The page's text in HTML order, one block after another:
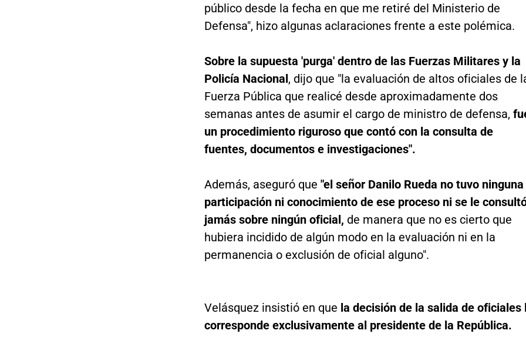
público desde la fecha en que me retiré del Ministerio de
Defensa", hizo algunas aclaraciones frente a este polémica.
Sobre la supuesta 'purga' dentro de las Fuerzas Militares y la
Policía Nacional, dijo que "la evaluación de altos oficiales de
Fuerza Pública que realicé desde aproximadamente dos
semanas antes de asumir el cargo de ministro de defensa,
un procedimiento riguroso que contó con la consulta de
fuentes, documentos e investigaciones".
Además, aseguró que "el señor Danilo Rueda no tuvo ninguna
participación ni conocimiento de ese proceso ni se le
jamás sobre ningún oficial, de manera que no es cierto que
hubiera incidido de algún modo en la evaluación ni en la
permanencia o exclusión de oficial alguno".
Velásquez insistió en que la decisión de la salida de oficiales
corresponde exclusivamente al presidente de la República.